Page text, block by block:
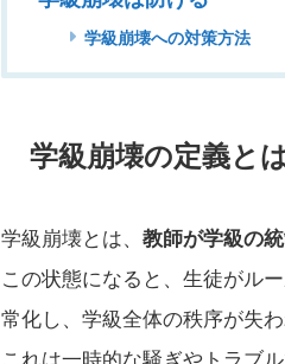
学級崩壊への対策方法
学級崩壊の定義と
学級崩壊とは、教師が学級の
この状態になると、生徒がル
常化し、学級全体の秩序が失わ
これは一時的な騒ぎやトラブ